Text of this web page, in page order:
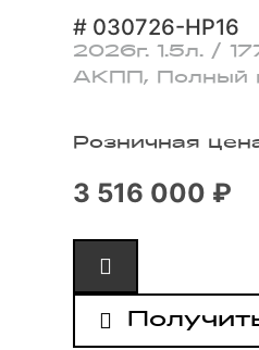
# 030726-HP16
2026г. 1.5л. /
АКПП, Полный
Розничная
3 516 000 ₽